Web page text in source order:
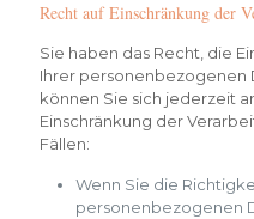
Recht auf Einschränkung der
Sie haben das Recht, die
Ihrer personenbezogenen
können Sie sich jederzeit
Einschränkung der
Fällen:
Wenn Sie die
personenbezogenen